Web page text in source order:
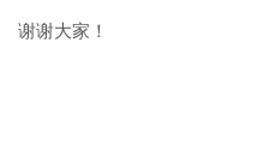
谢谢大家！